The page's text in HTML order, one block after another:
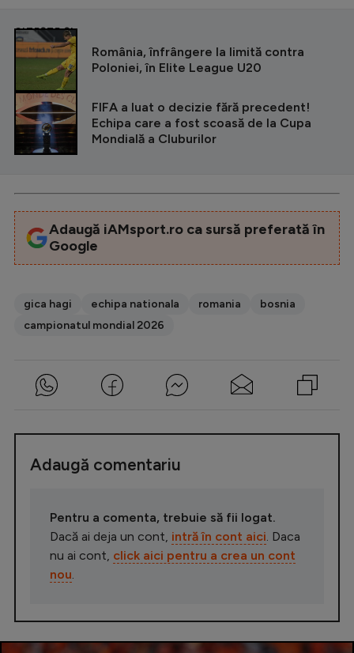
CITEȘTE ȘI
România, înfrângere la limită contra
Poloniei, în Elite League U20
FIFA a luat o decizie fără precedent!
Echipa care a fost scoasă de la Cupa
Mondială a Cluburilor
Adaugă iAMsport.ro ca sursă preferată în
Google
gica hagi echipa nationala romania
bosnia
campionatul mondial 2026
Adaugă comentariu
Pentru a comenta, trebuie să fii logat.
Dacă ai deja un cont, intră în cont aici . Daca
nu ai cont, click aici pentru a crea un cont
nou